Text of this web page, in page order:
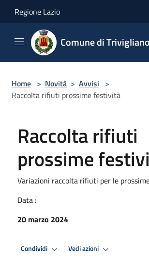
Regione Lazio
Comune di Trivigliano
Home > Novità > Avvisi >
Raccolta rifiuti prossime festività
Raccolta rifiuti
prossime
Variazioni raccolta rifiuti per le
Data :
20 marzo 2024
Condividi Vedi azioni